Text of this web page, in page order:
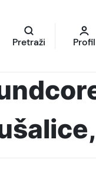
Pretraži Profil